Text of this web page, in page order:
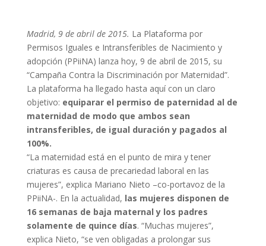
Madrid, 9 de abril de 2015. La Plataforma por
Permisos Iguales e Intransferibles de Nacimiento y
adopción (PPiiNA) lanza hoy, 9 de abril de 2015, su
“Campaña Contra la Discriminación por Maternidad”.
La plataforma ha llegado hasta aquí con un claro
objetivo: equiparar el permiso de paternidad al de
maternidad de modo que ambos sean
intransferibles, de igual duración y pagados al
100%.
“La maternidad está en el punto de mira y tener
criaturas es causa de precariedad laboral en las
mujeres”, explica Mariano Nieto –co-portavoz de la
PPiiNA-. En la actualidad, las mujeres disponen de
16 semanas de baja maternal y los padres
solamente de quince días. “Muchas mujeres”,
explica Nieto, “se ven obligadas a prolongar sus